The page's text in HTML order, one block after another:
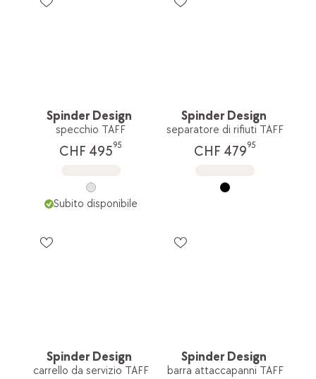
Spinder Design
specchio TAFF
CHF 49595
Subito disponibile
Spinder Design
separatore di rifiuti TAFF
CHF 47995
Spinder Design
carrello da servizio TAFF
Spinder Design
barra attaccapanni TAFF